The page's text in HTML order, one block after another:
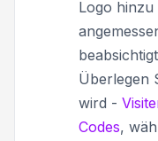
Logo hinzu
Überlegen
wird -
Codes,